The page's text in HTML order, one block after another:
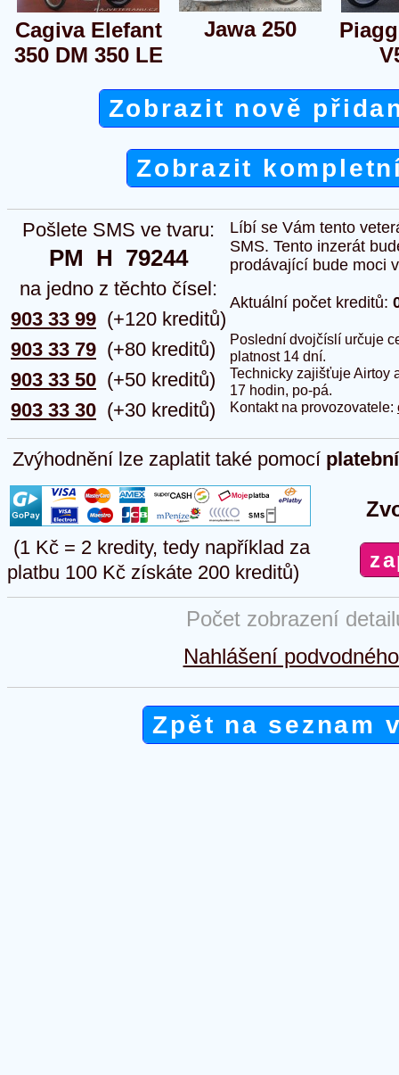
Cagiva Elefant
350 DM 350 LE
Jawa 250
Zobrazit nově
Zobrazit
Pošlete SMS ve tvaru:
PM  H  79244
na jedno z těchto čísel:
903 33 99
903 33 79
903 33 50
903 33 30
(+120 kreditů)
(+80 kreditů)
(+50 kreditů)
(+30 kreditů)
Líbí se Vám tento
SMS. Tento inzerát
prodávající bude moci
Aktuální počet kreditů:
Poslední dvojčíslí určuje
platnost 14 dní.
Technicky zajišťuje Airtoy
17 hodin, po-pá.
Kontakt na provozovatele:
Zvýhodnění lze zaplatit také pomocí
(1 Kč = 2 kredity, tedy například za
platbu 100 Kč získáte 200 kreditů)
Počet zobrazení
Nahlášení
Zpět na seznam